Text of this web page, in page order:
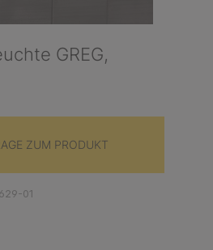
GREG,
ZUM PRODUKT
01